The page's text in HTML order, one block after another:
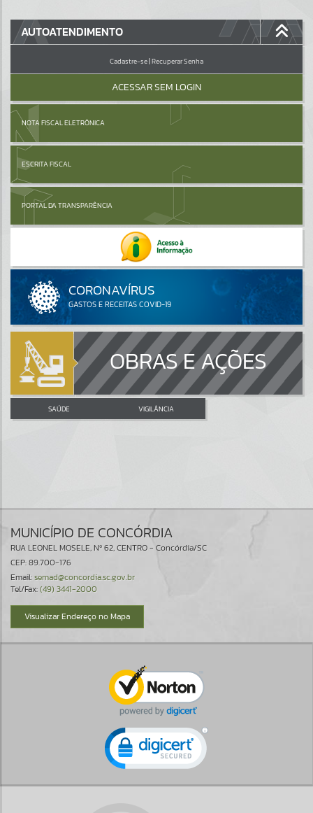
GALERIAS
Por favor, aguarde...
AUTOATENDIMENTO
Cadastre-se|Recuperar Senha
ACESSAR SEM LOGIN
NOTA FISCAL ELETRÔNICA
ESCRITA FISCAL
PORTAL DA TRANSPARÊNCIA
OBRAS E AÇÕES
SAÚDE VIGILÂNCIA
MUNICÍPIO DE CONCÓRDIA
RUA LEONEL MOSELE, Nº 62, CENTRO - Concórdia/SC
CEP: 89.700-176
Email:semad@concordia.sc.gov.br
Tel/Fax:(49) 3441-2000
Visualizar Endereço no Mapa